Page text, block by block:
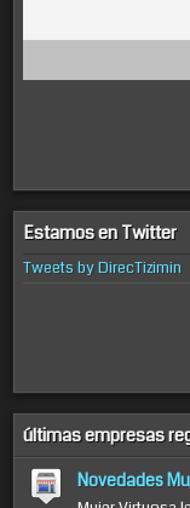
Estamos en Twitter
Tweets by DirecTizimin
últimas empresas
Novedades